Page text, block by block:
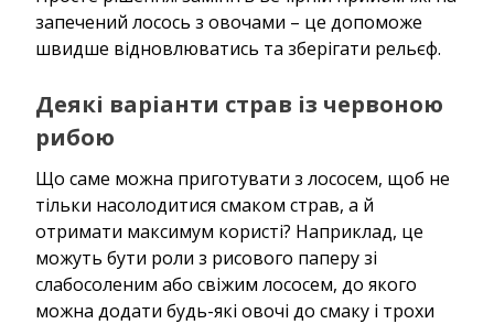
запечений лосось з овочами – це допоможе
швидше відновлюватись та зберігати рельєф.
Деякі варіанти страв із червоною
рибою
Що саме можна приготувати з лососем, щоб не
тільки насолодитися смаком страв, а й
отримати максимум користі? Наприклад, це
можуть бути роли з рисового паперу зі
слабосоленим або свіжим лососем, до якого
можна додати будь-які овочі до смаку і трохи